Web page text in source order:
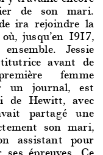
de son mari.
ira rejoindre la
jusqu’en 1917,
Jessie
avant de
femme
un journal, est
de Hewitt, avec
partagé une
son mari,
assistant pour